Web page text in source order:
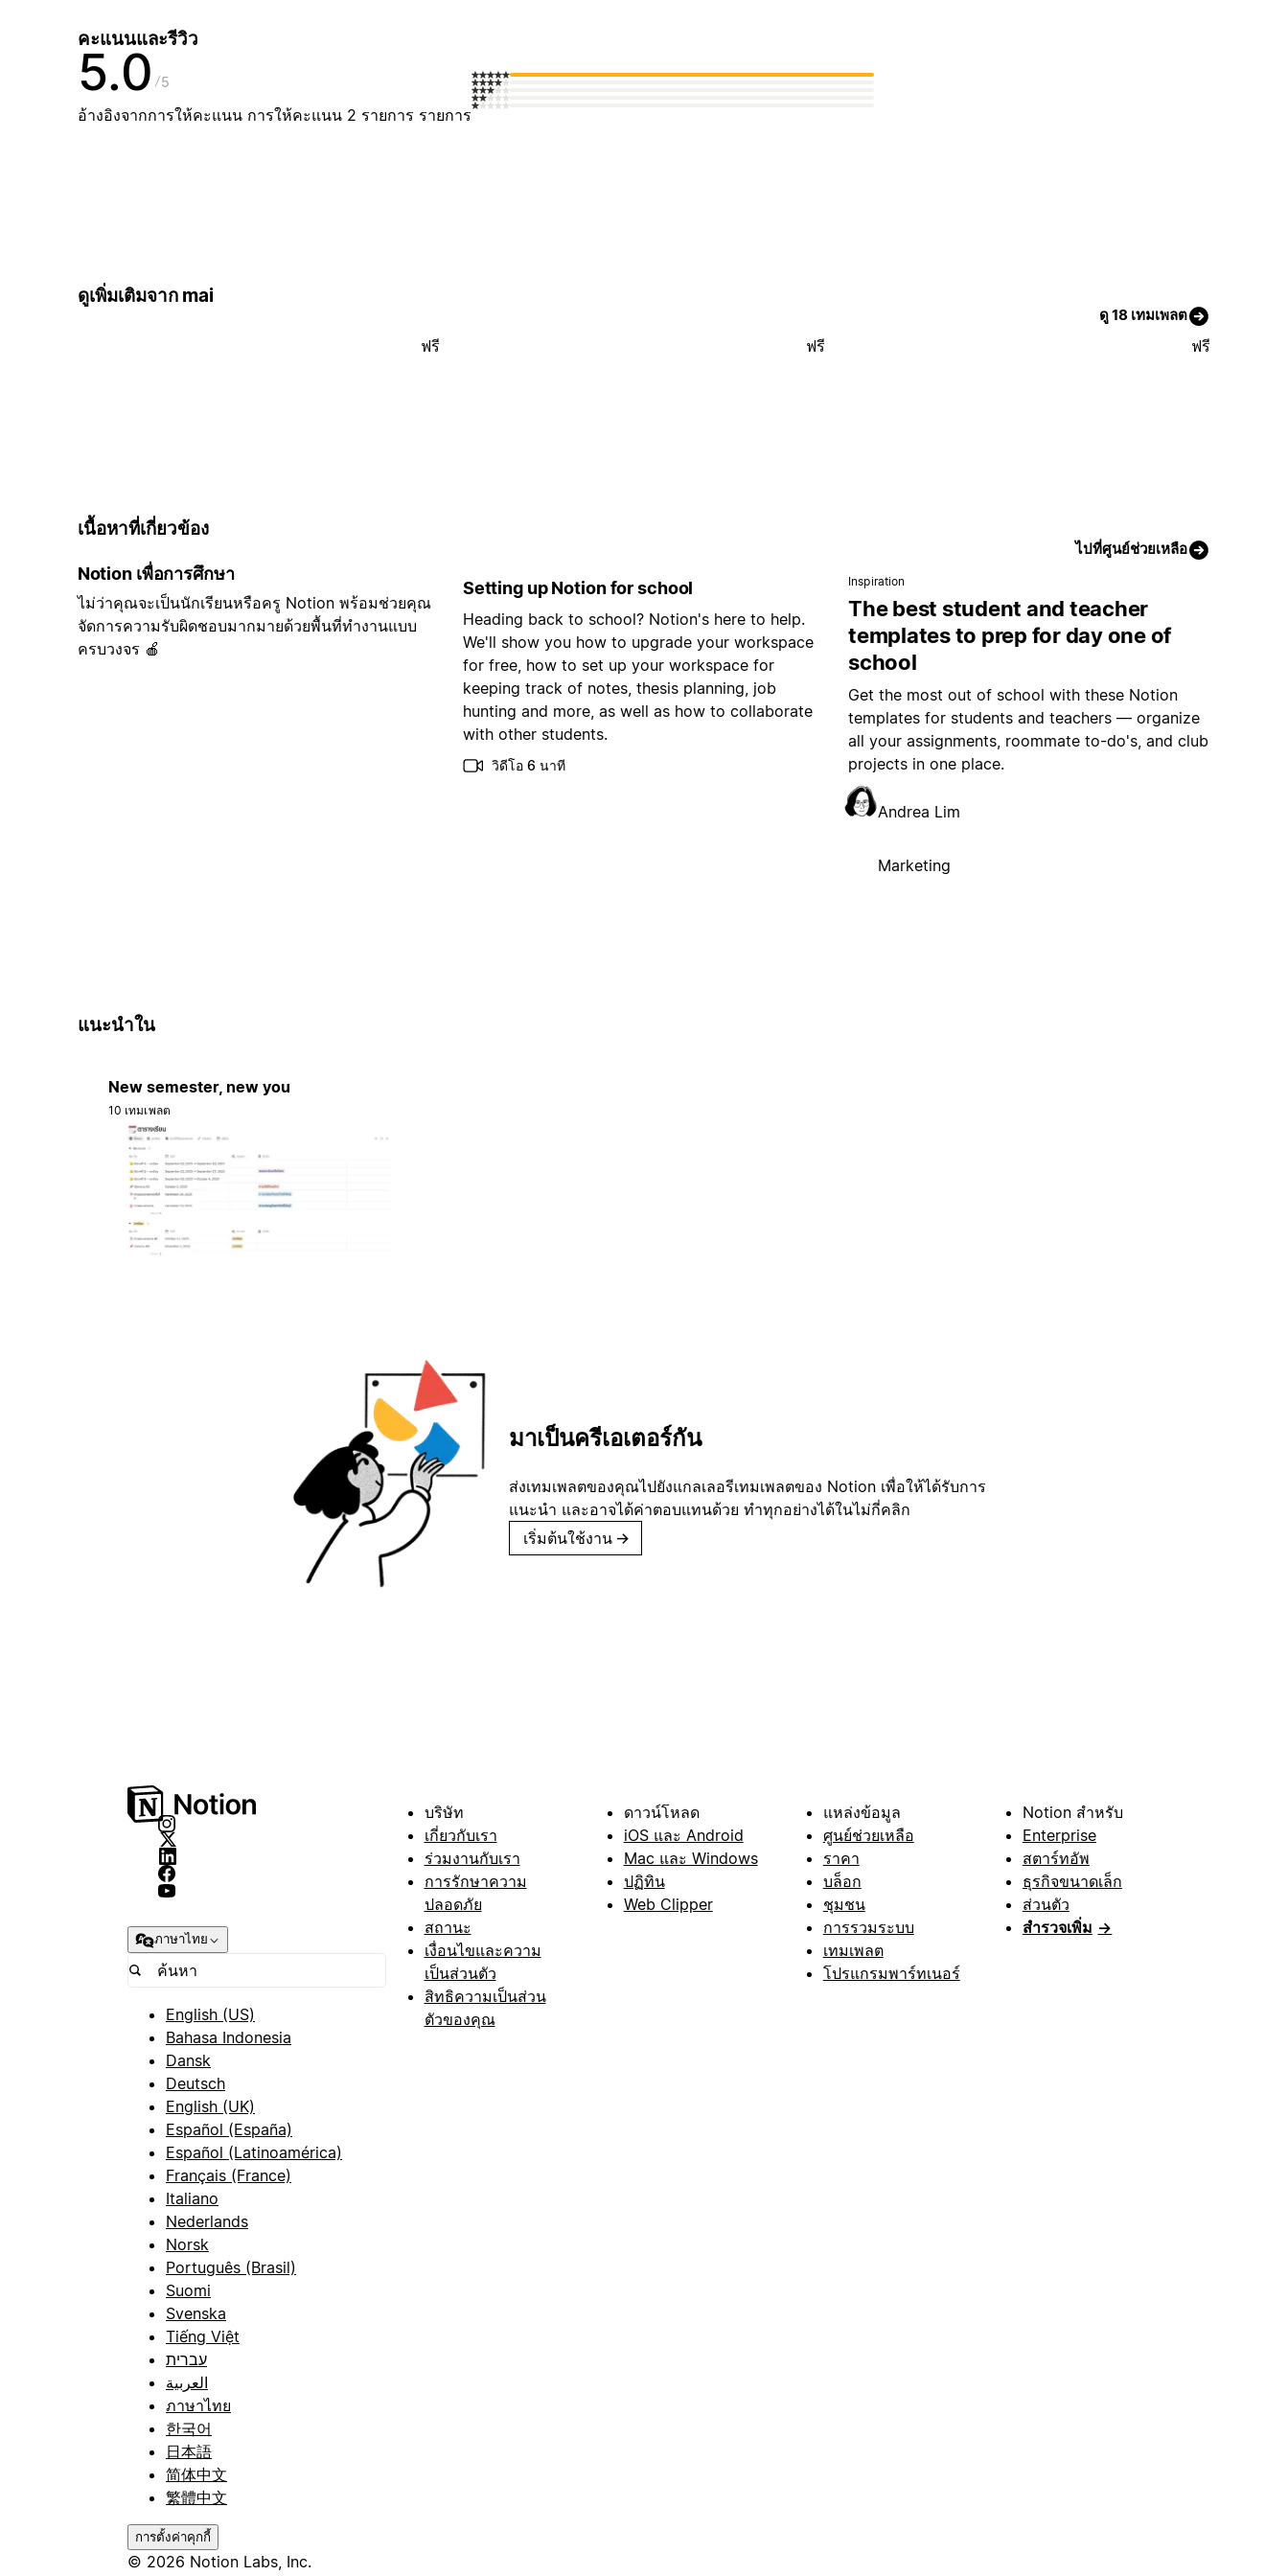
คะแนนและรีวิว
5.0 5
อ้างอิงจากการให้คะแนน การให้คะแนน 2 รายการ รายการ
ดูเพิ่มเติมจาก mai
ดู 18 เทมเพลต
ฟรี ฟรี ฟรี
เนื้อหาที่เกี่ยวข้อง
ไปที่ศูนย์ช่วยเหลือ
Notion เพื่อการศึกษา
ไม่ว่าคุณจะเป็นนักเรียนหรือครู Notion พร้อมช่วยคุณ
จัดการความรับผิดชอบมากมายด้วยพื้นที่ทำงานแบบ
ครบวงจร 🍎
Setting up Notion for school
Heading back to school? Notion's here to help.
We'll show you how to upgrade your workspace
for free, how to set up your workspace for
keeping track of notes, thesis planning, job
hunting and more, as well as how to collaborate
with other students.
วิดีโอ 6 นาที
Inspiration
The best student and teacher
templates to prep for day one of
school
Get the most out of school with these Notion
templates for students and teachers — organize
all your assignments, roommate to-do's, and club
projects in one place.
Andrea Lim
Marketing
แนะนำใน
New semester, new you
10 เทมเพลต
มาเป็นครีเอเตอร์กัน
ส่งเทมเพลตของคุณไปยังแกลเลอรีเทมเพลตของ Notion เพื่อให้ได้รับการ
แนะนำ และอาจได้ค่าตอบแทนด้วย ทำทุกอย่างได้ในไม่กี่คลิก
เริ่มต้นใช้งาน →
ภาษาไทย
English (US)
Bahasa Indonesia
Dansk
Deutsch
English (UK)
Español (España)
Español (Latinoamérica)
Français (France)
Italiano
Nederlands
Norsk
Português (Brasil)
Suomi
Svenska
Tiếng Việt
עברית
العربية
ภาษาไทย
한국어
日本語
简体中文
繁體中文
การตั้งค่าคุกกี้
© 2026 Notion Labs, Inc.
บริษัท
เกี่ยวกับเรา
ร่วมงานกับเรา
การรักษาความ
ปลอดภัย
สถานะ
เงื่อนไขและความ
เป็นส่วนตัว
สิทธิความเป็นส่วน
ตัวของคุณ
ดาวน์โหลด
iOS และ Android
Mac และ Windows
ปฏิทิน
Web Clipper
แหล่งข้อมูล
ศูนย์ช่วยเหลือ
ราคา
บล็อก
ชุมชน
การรวมระบบ
เทมเพลต
โปรแกรมพาร์ทเนอร์
Notion สำหรับ
Enterprise
สตาร์ทอัพ
ธุรกิจขนาดเล็ก
ส่วนตัว
สำรวจเพิ่ม →